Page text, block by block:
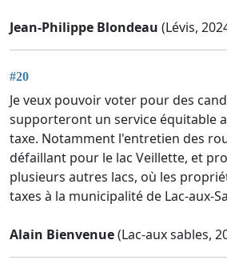
Jean-Philippe Blondeau (Lévis,
#20
Je veux pouvoir voter pour des
supporteront un service équitable
taxe. Notamment l'entretien des
défaillant pour le lac Veillette, et
plusieurs autres lacs, où les
taxes à la municipalité de Lac-aux-
Alain Bienvenue(Lac-aux sables,